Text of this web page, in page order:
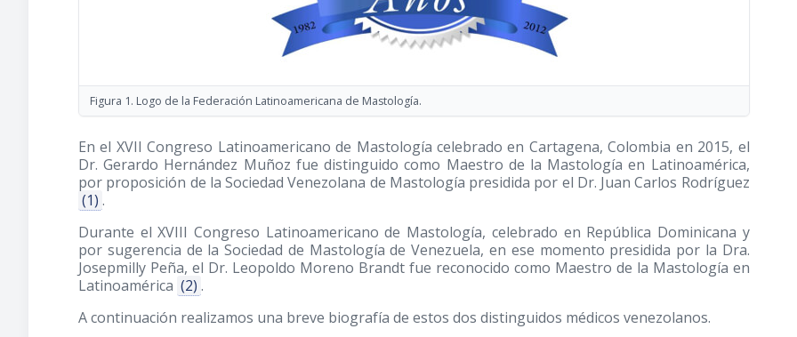
Figura 1. Logo de la Federación Latinoamericana de Mastología.
En el XVII Congreso Latinoamericano de Mastología celebrado en Cartagena, Colombia en 2015, el
Dr. Gerardo Hernández Muñoz fue distinguido como Maestro de la Mastología en Latinoamérica,
por proposición de la Sociedad Venezolana de Mastología presidida por el Dr. Juan Carlos Rodríguez
(1) .
Durante el XVIII Congreso Latinoamericano de Mastología, celebrado en República Dominicana y
por sugerencia de la Sociedad de Mastología de Venezuela, en ese momento presidida por la Dra.
Josepmilly Peña, el Dr. Leopoldo Moreno Brandt fue reconocido como Maestro de la Mastología en
Latinoamérica (2) .
A continuación realizamos una breve biografía de estos dos distinguidos médicos venezolanos.